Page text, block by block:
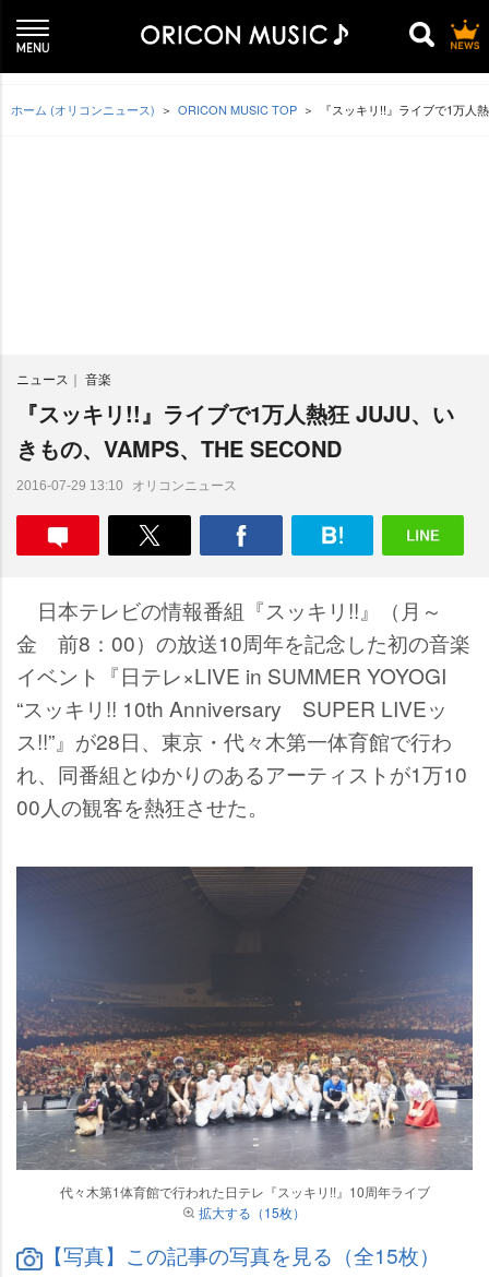
ホーム (オリコンニュース) ORICON MUSIC TOP 『スッキリ!!』ライブで1万人
ニュース 音楽
『スッキリ!!』ライブで1万人熱狂 JUJU、い
きもの、VAMPS、THE SECOND
2016-07-29 13:10 オリコンニュース
日本テレビの情報番組『スッキリ!!』（月～
金 前8：00）の放送10周年を記念した初の音楽
イベント『日テレ×LIVE in SUMMER YOYOGI
“スッキリ!! 10th Anniversary SUPER LIVEッ
ス!!”』が28日、東京・代々木第一体育館で行わ
れ、同番組とゆかりのあるアーティストが1万10
00人の観客を熱狂させた。
代々木第1体育館で行われた日テレ『スッキリ!!』10周年ライブ
拡大する（15枚）
【写真】この記事の写真を見る（全15枚）